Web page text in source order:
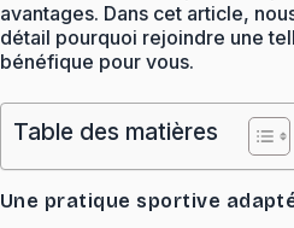
avantages. Dans cet article,
détail pourquoi rejoindre une
bénéfique pour vous.
Table des matières
Une pratique sportive